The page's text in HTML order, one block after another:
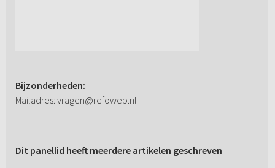
Bijzonderheden:
Mailadres: vragen@refoweb.nl
Dit panellid heeft meerdere artikelen geschreven